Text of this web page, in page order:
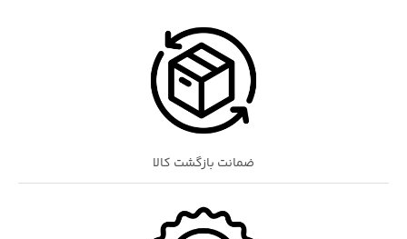
ضمانت بازگشت کالا